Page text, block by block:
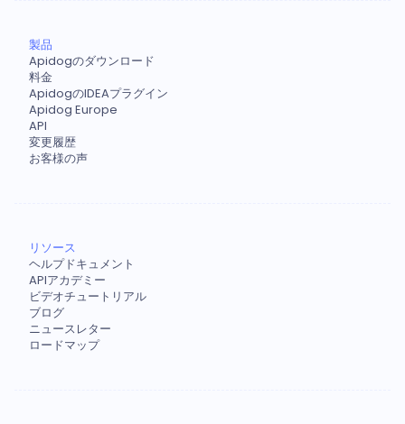
製品
Apidogのダウンロード
料金
ApidogのIDEAプラグイン
Apidog Europe
API
変更履歴
お客様の声
リソース
ヘルプドキュメント
APIアカデミー
ビデオチュートリアル
ブログ
ニュースレター
ロードマップ